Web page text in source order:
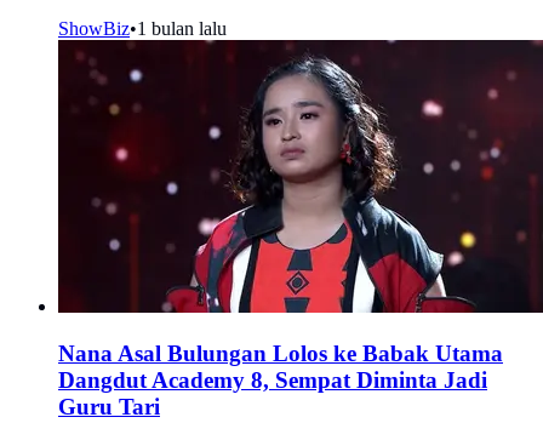
ShowBiz•1 bulan lalu
Nana Asal Bulungan Lolos ke Babak Utama
Dangdut Academy 8, Sempat Diminta Jadi
Guru Tari